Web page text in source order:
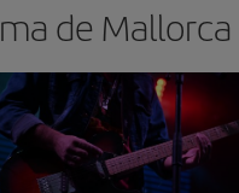
de Mallorca